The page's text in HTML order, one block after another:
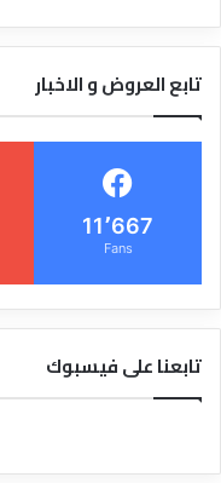
تابع العروض و الاخبار
11٬667
Fans
تابعنا على فيسبوك